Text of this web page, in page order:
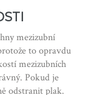
mezizubní
to opravdu
mezizubních
Pokud je
odstranit plak.